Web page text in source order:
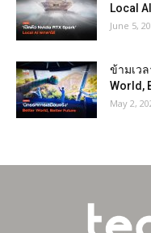
Local
June 5,
ข้ามเว
World,
May 2,